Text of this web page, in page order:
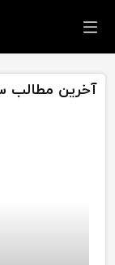
آخرین مطالب